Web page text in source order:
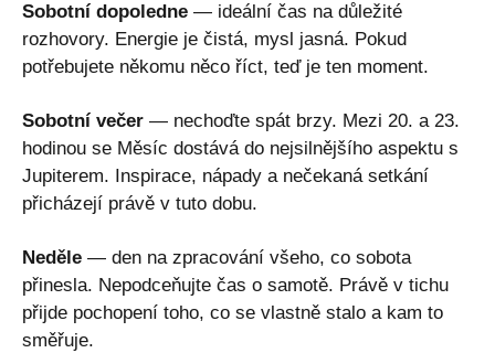
Sobotní dopoledne — ideální čas na důležité
rozhovory. Energie je čistá, mysl jasná. Pokud
potřebujete někomu něco říct, teď je ten moment.
Sobotní večer — nechoďte spát brzy. Mezi 20. a 23.
hodinou se Měsíc dostává do nejsilnějšího aspektu s
Jupiterem. Inspirace, nápady a nečekaná setkání
přicházejí právě v tuto dobu.
Neděle — den na zpracování všeho, co sobota
přinesla. Nepodceňujte čas o samotě. Právě v tichu
přijde pochopení toho, co se vlastně stalo a kam to
směřuje.